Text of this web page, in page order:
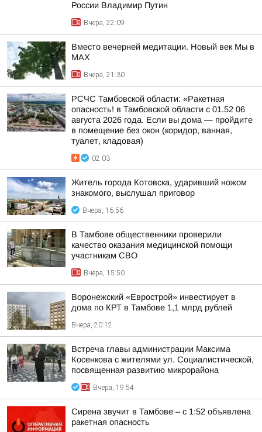
России Владимир Путин
Вчера, 22:09
Вместо вечерней медитации. Новый век Мы в
MAX
Вчера, 21:30
РСЧС Тамбовской области: «Ракетная
опасность! в Тамбовской области с 01.52 06
августа 2026 года. Если вы дома — пройдите
в помещение без окон (коридор, ванная,
туалет, кладовая)
02:03
Житель города Котовска, ударивший ножом
знакомого, выслушал приговор
Вчера, 16:56
В Тамбове общественники проверили
качество оказания медицинской помощи
участникам СВО
Вчера, 15:50
Воронежский «Еврострой» инвестирует в
дома по КРТ в Тамбове 1,1 млрд рублей
Вчера, 20:12
Встреча главы администрации Максима
Косенкова с жителями ул. Социалистической,
посвященная развитию микрорайона
Вчера, 19:54
Сирена звучит в Тамбове – с 1:52 объявлена
ракетная опасность